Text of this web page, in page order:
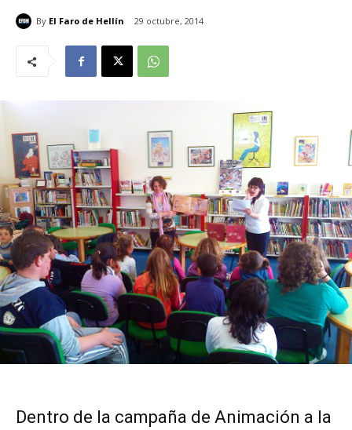
By El Faro de Hellín 29 octubre, 2014
Dentro de la campaña de Animación a la